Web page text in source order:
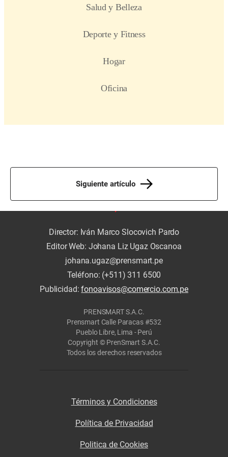
Siguiente artículo
Director: Iván Marco Slocovich Pardo
Editor Web: Johana Liz Ugaz Oscanoa
johana.ugaz@prensmart.pe
Teléfono: (+511) 311 6500
Publicidad:fonoavisos@comercio.com.pe
PRENSMART S.A.C.
Prensmart Calle Paracas #532
Pueblo Libre, Lima - Perú
Copyright © PrenSmart S.A.C.
Todos los derechos reservados
Términos y Condiciones
Política de Privacidad
Politica de Cookies